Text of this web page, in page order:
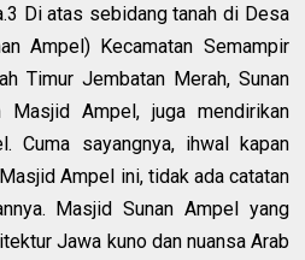
Di atas sebidang tanah di Desa
Ampel) Kecamatan Semampir
Timur Jembatan Merah, Sunan
Masjid Ampel, juga mendirikan
Cuma sayangnya, ihwal kapan
Ampel ini, tidak ada catatan
Masjid Sunan Ampel yang
Jawa kuno dan nuansa Arab